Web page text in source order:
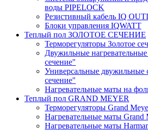
воды PIPELOCK
Резистивный кабель IQ
Блоки управления IQWATT
Теплый пол ЗОЛОТОЕ СЕЧЕНИЕ
Терморегуляторы Золотое
Двужильные
сечение"
Универсальные двужильные
сечение"
Нагревательные маты на
Теплый пол GRAND MEYER
Терморегуляторы Grand
Нагревательные маты Grand
Нагревательные маты